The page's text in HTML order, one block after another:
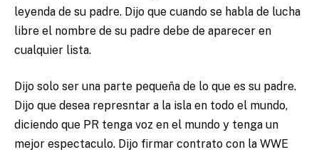
leyenda de su padre. Dijo que cuando se habla de lucha
libre el nombre de su padre debe de aparecer en
cualquier lista.
Dijo solo ser una parte pequeña de lo que es su padre.
Dijo que desea represntar a la isla en todo el mundo,
diciendo que PR tenga voz en el mundo y tenga un
mejor espectaculo. Dijo firmar contrato con la WWE